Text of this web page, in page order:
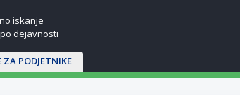
iskanje
dejavnosti
ZA PODJETNIKE